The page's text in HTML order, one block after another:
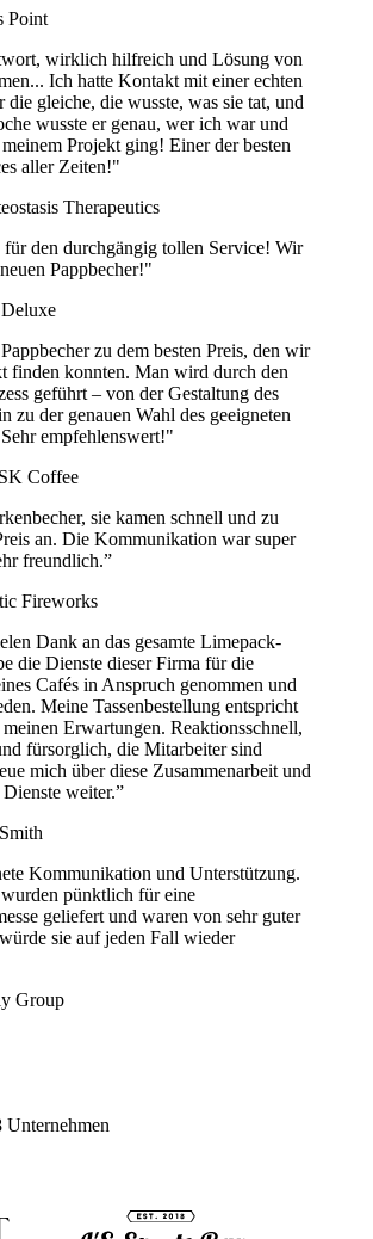
Point
wirklich hilfreich und Lösung von
Ich hatte Kontakt mit einer echten
die gleiche, die wusste, was sie tat, und
wusste er genau, wer ich war und
Projekt ging! Einer der besten
aller Zeiten!"
Therapeutics
den durchgängig tollen Service! Wir
Pappbecher!"
zu dem besten Preis, den wir
finden konnten. Man wird durch den
geführt – von der Gestaltung des
zu der genauen Wahl des geeigneten
empfehlenswert!"
Coffee
sie kamen schnell und zu
an. Die Kommunikation war super
freundlich.”
Fireworks
Dank an das gesamte Limepack-
die Dienste dieser Firma für die
Cafés in Anspruch genommen und
Meine Tassenbestellung entspricht
Erwartungen. Reaktionsschnell,
fürsorglich, die Mitarbeiter sind
mich über diese Zusammenarbeit und
weiter.”
Kommunikation und Unterstützung.
pünktlich für eine
geliefert und waren von sehr guter
sie auf jeden Fall wieder
Group
Unternehmen